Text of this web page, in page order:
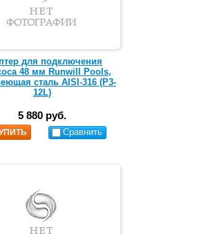
для подключения
48 мм Runwill Pools,
сталь AISI-316 (Р3-
12L)
5 880 руб.
Сравнить